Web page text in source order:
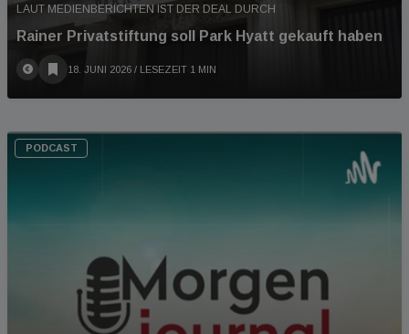
LAUT MEDIENBERICHTEN IST DER DEAL DURCH
Rainer Privatstiftung soll Park Hyatt gekauft haben
18. JUNI 2026 / LESEZEIT 1 MIN
PODCAST